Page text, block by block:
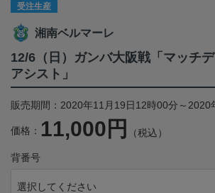
受注生産
湘南ベルマーレ
12/6（日）ガンバ大阪戦「マッチ
アシスト」
販売期間：2020年11月19日12時00分～2020
価格： 11,000円 （税込）
背番号
選択してください